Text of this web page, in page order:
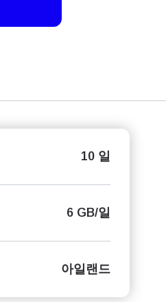
10 일
6 GB/일
아일랜드